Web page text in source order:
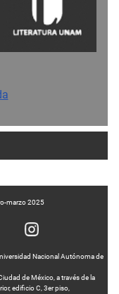
marzo 2025
Nacional Autónoma de
de México, a través de la
edificio C, 3er piso,